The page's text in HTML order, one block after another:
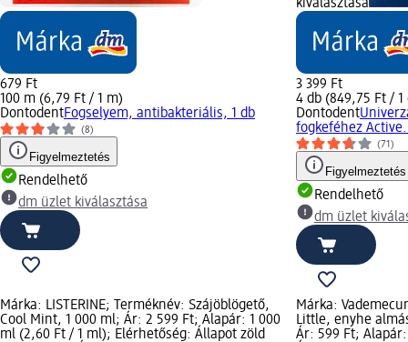
679 Ft
100 m (6,79 Ft / 1 m)
DontodentFogselyem, antibakteriális, 1 db
(8)
Figyelmeztetés
Rendelhető
dm üzlet kiválasztása
kiválasztása
3 399 Ft
4 db (849,75 Ft / 1
Dontodent
fogkeféhez
(71)
Figyelmeztetés
Rendelhető
dm üzlet
Márka: LISTERINE; Terméknév: Szájöblögető,
Cool Mint, 1 000 ml; Ár: 2 599 Ft; Alapár: 1 000
ml (2,60 Ft / 1 ml); Elérhetőség: Állapot zöld
Márka:
Little, enyhe
Ár: 599 Ft;